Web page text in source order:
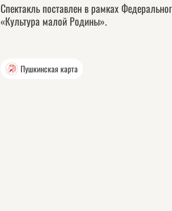
Спектакль поставлен в рамках
«Культура малой Родины».
Пушкинская карта